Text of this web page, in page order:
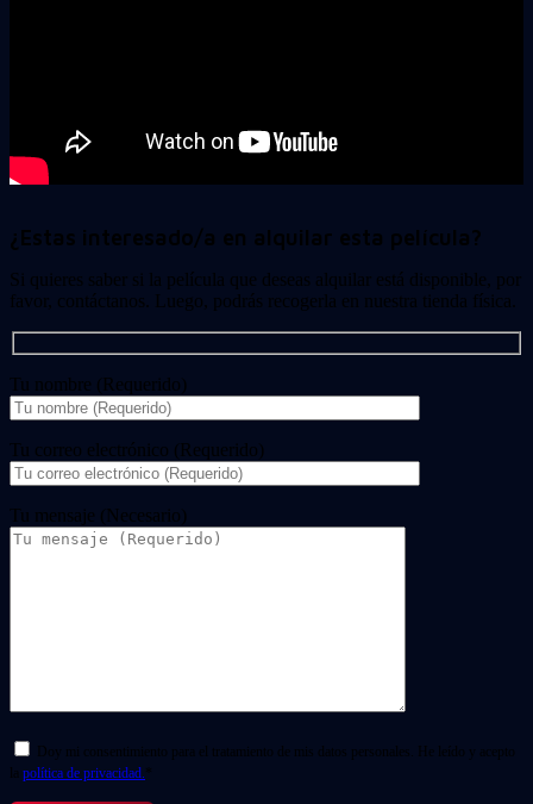
¿Estas interesado/a en alquilar esta película?
Si quieres saber si la película que deseas alquilar está disponible, por
favor, contáctanos. Luego, podrás recogerla en nuestra tienda física.
Tu nombre (Requerido)
Tu correo electrónico (Requerido)
Tu mensaje (Necesario)
Doy mi consentimiento para el tratamiento de mis datos personales. He leído y acepto
la política de privacidad. *